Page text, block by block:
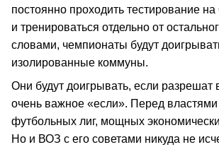
постоянно проходить тестирование
и тренироваться отдельно от
словами, чемпионаты будут
изолированные коммуны.
Они будут доигрывать, если разрешат
очень важное «если». Перед
футбольных лиг, мощных
Но и ВОЗ с его советами никуда не